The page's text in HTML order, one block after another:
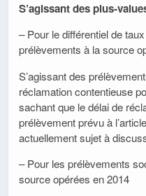
S’agissant des plus-
– Pour le différentiel de
prélèvements à la source
S’agissant des
réclamation contentieuse
sachant que le délai de
prélèvement prévu à
actuellement sujet à
– Pour les prélèvements
source opérées en 2014